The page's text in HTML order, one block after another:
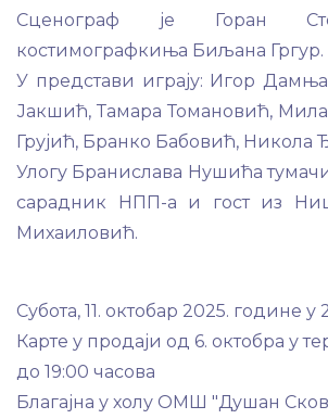
Сценограф је Горан
костимографкиња Биљана Гргур.
У представи играју: Игор
Јакшић, Тамара Томановић,
Грујић, Бранко Бабовић, Никола
Улогу Бранислава Нушића
сарадник НПП-а и гост из
Михаиловић.
Субота, 11. октобар 2025. године у
Карте у продаји од 6. октобра у
до 19:00 часова
Благајна у холу ОМШ "Душан